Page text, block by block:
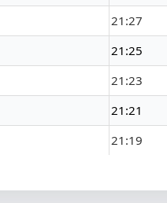
21:27
21:25
21:23
21:21
21:19